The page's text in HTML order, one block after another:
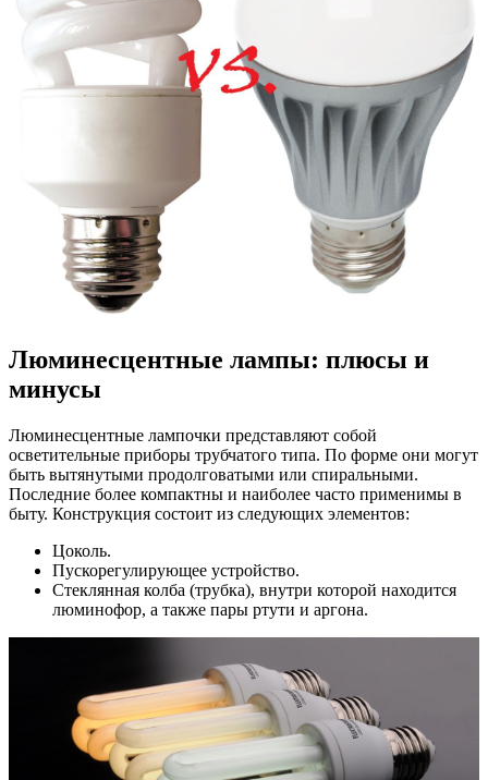
Люминесцентные лампы: плюсы и
минусы
Люминесцентные лампочки представляют собой
осветительные приборы трубчатого типа. По форме они могут
быть вытянутыми продолговатыми или спиральными.
Последние более компактны и наиболее часто применимы в
быту. Конструкция состоит из следующих элементов:
Цоколь.
Пускорегулирующее устройство.
Стеклянная колба (трубка), внутри которой находится
люминофор, а также пары ртути и аргона.